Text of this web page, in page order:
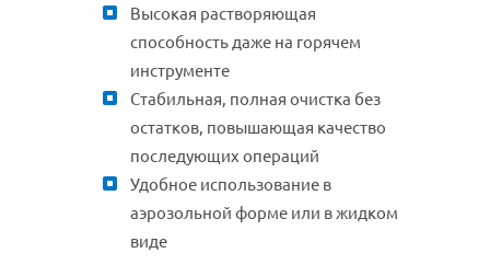
Высокая растворяющая
способность даже на горячем
инструменте
Стабильная, полная очистка без
остатков, повышающая качество
последующих операций
Удобное использование в
аэрозольной форме или в жидком
виде